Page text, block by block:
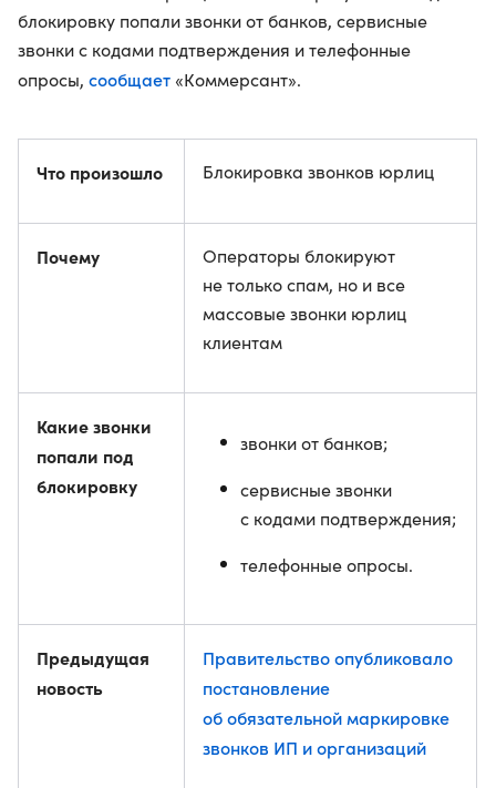
блокировку попали звонки от банков, сервисные
звонки с кодами подтверждения и телефонные
опросы, сообщает «Коммерсант».
Что произошло Блокировка звонков юрлиц
Почему
Операторы блокируют
не только спам, но и все
массовые звонки юрлиц
клиентам
Какие звонки
попали под
блокировку
звонки от банков;
сервисные звонки
с кодами подтверждения;
телефонные опросы.
Предыдущая
новость
Правительство опубликовало
постановление
об обязательной маркировке
звонков ИП и организаций